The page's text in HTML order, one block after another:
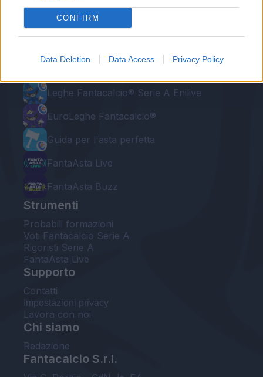
CONFIRM
Data Deletion Data Access Privacy Policy
Leghe Fantacalcio® Serie A Enilive
EuroLeghe Fantacalcio®
Guida per l'asta perfetta
FantaAsta Live
FantaAsta Buzz
Strumenti
Probabili formazioni
Voti Fantacalcio Serie A
Rigoristi Serie A
FantaAsta Live
Supporto
Contatti
Impostazioni privacy
Lavora con noi
Chi siamo
Redazione
Fantacalcio S.r.l.